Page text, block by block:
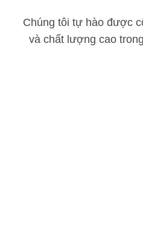
Chúng tôi tự hào được
và chất lượng cao